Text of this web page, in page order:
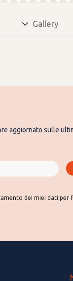
Gallery
aggiornato sulle
dei miei dati per